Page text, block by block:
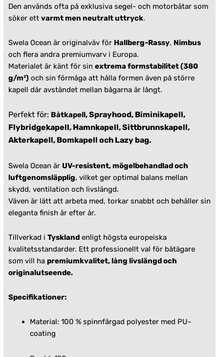
Den används ofta på exklusiva segel- och motorbåtar som
söker ett varmt men neutralt uttryck.
Swela Ocean är originalväv för Hallberg-Rassy, Nimbus
och flera andra premiumvarv i Europa.
Materialet är känt för sin extrema formstabilitet (380
g/m²) och sin förmåga att hålla formen även på större
kapell där avståndet mellan bågarna är långt.
Perfekt för: Båtkapell, Sprayhood, Biminikapell,
Flybridgekapell, Hamnkapell, Sittbrunnskapell,
Akterkapell, Bomkapell och Lazy bag.
Swela Ocean är UV-resistent, mögelbehandlad och
luftgenomsläpplig, vilket ger optimal balans mellan
skydd, ventilation och livslängd.
Väven är lätt att arbeta med, torkar snabbt och behåller sin
eleganta finish år efter år.
Tillverkad i Tyskland enligt högsta europeiska
kvalitetsstandarder. Ett professionellt val för båtägare
som vill ha premiumkvalitet, lång livslängd och
originalutseende.
Specifikationer:
Material: 100 % spinnfärgad polyester med PU-
coating